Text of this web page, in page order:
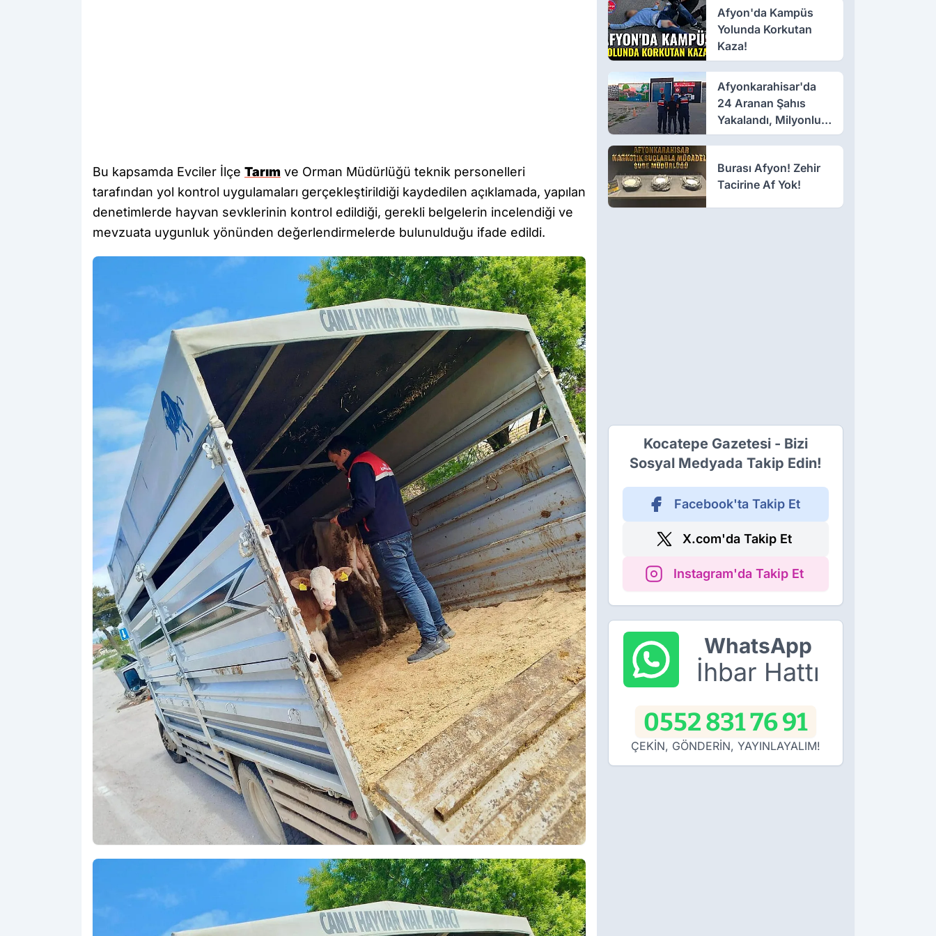
Bu kapsamda Evciler İlçe Tarım ve Orman Müdürlüğü teknik personelleri
tarafından yol kontrol uygulamaları gerçekleştirildiği kaydedilen açıklamada, yapılan
denetimlerde hayvan sevklerinin kontrol edildiği, gerekli belgelerin incelendiği ve
mevzuata uygunluk yönünden değerlendirmelerde bulunulduğu ifade edildi.
Afyon'da Kampüs
Yolunda Korkutan
Kaza!
Afyonkarahisar'da
24 Aranan Şahıs
Yakalandı, Milyonluk
Ceza Kesildi
Burası Afyon! Zehir
Tacirine Af Yok!
Kocatepe Gazetesi - Bizi
Sosyal Medyada Takip Edin!
Facebook'ta Takip Et
X.com'da Takip Et
Instagram'da Takip Et
WhatsApp
İhbar Hattı
0552 831 76 91
ÇEKİN, GÖNDERİN, YAYINLAYALIM!